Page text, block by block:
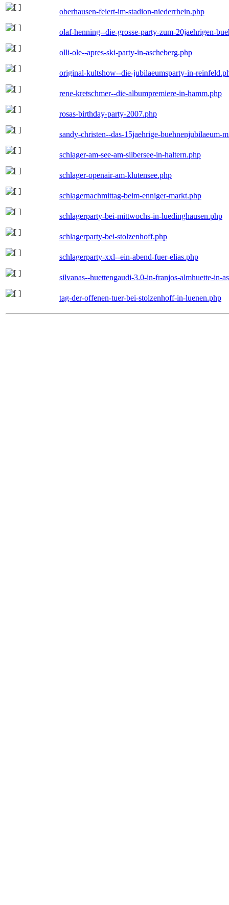
oberhausen-feiert-im-stadion-niederrhein.php
olaf-henning--die-grosse-party-zum-20jaehrigen-
olli-ole--apres-ski-party-in-ascheberg.php
original-kultshow--die-jubilaeumsparty-in-
rene-kretschmer--die-albumpremiere-in-hamm.php
rosas-birthday-party-2007.php
sandy-christen--das-15jaehrige-buehnenjubilaeum-
schlager-am-see-am-silbersee-in-haltern.php
schlager-openair-am-klutensee.php
schlagernachmittag-beim-enniger-markt.php
schlagerparty-bei-mittwochs-in-luedinghausen.php
schlagerparty-bei-stolzenhoff.php
schlagerparty-xxl--ein-abend-fuer-elias.php
silvanas--huettengaudi-3.0-in-franjos-almhuette-in-
tag-der-offenen-tuer-bei-stolzenhoff-in-luenen.php